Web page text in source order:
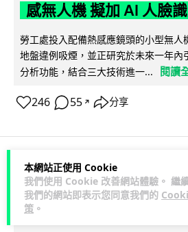
本網站正使用 Cookie
我們使用 Cookie 改善網站體驗。 繼
我們的網站即表示您同意我們的
策 。
感無人機 擬加 AI 人臉
勞工處投入配備熱感應鏡頭的小型無人
地盤違例吸煙，並正研究於未來一年內
分析功能，結合三大技術進一...
閱讀
246 55 ↗ 分享
人工智能
Lawton